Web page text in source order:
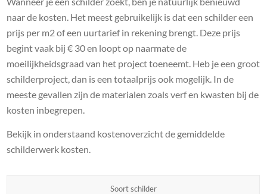
naar de kosten. Het meest gebruikelijk is dat een schilder een
prijs per m2 of een uurtarief in rekening brengt. Deze prijs
begint vaak bij € 30 en loopt op naarmate de
moeilijkheidsgraad van het project toeneemt. Heb je een groot
schilderproject, dan is een totaalprijs ook mogelijk. In de
meeste gevallen zijn de materialen zoals verf en kwasten bij de
kosten inbegrepen.
Bekijk in onderstaand kostenoverzicht de gemiddelde
schilderwerk kosten.
Soort schilder